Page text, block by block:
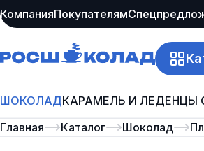
КомпанияПокупателям
ШОКОЛАДКАРАМЕЛЬ И ЛЕДЕНЦЫ
Главная
Каталог Шоколад